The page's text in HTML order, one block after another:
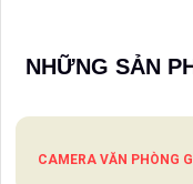
NHỮNG SẢN
CAMERA VĂN PHÒNG